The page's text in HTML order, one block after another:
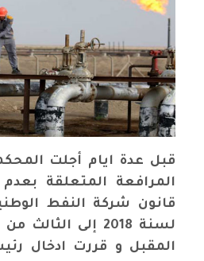
قبل عدة ايام أجلت
المرافعة المتعلقة
قانون شركة النفط
لسنة 2018 إلى
المقبل و قررت ادخال